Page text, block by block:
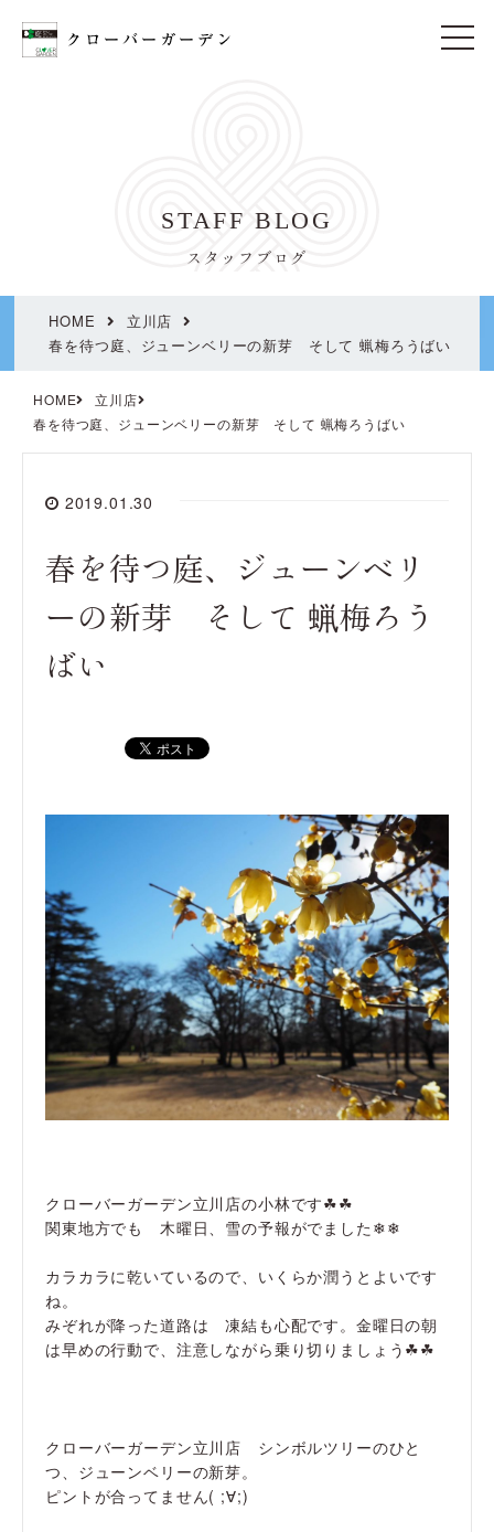
t
STAFF BLOG
スタッフブログ
HOME
立川店
春を待つ庭、ジューンベリーの新芽 そして 蝋梅ろうばい
HOME
立川店
春を待つ庭、ジューンベリーの新芽 そして 蝋梅ろうばい
2019.01.30
春を待つ庭、ジューンベリ
ーの新芽 そして 蝋梅ろう
ばい
クローバーガーデン立川店の小林です☘☘
関東地方でも 木曜日、雪の予報がでました❄❄
カラカラに乾いているので、いくらか潤うとよいです
ね。
みぞれが降った道路は 凍結も心配です。金曜日の朝
は早めの行動で、注意しながら乗り切りましょう☘☘
クローバーガーデン立川店 シンボルツリーのひと
つ、ジューンベリーの新芽。
ピントが合ってません( ;∀;)